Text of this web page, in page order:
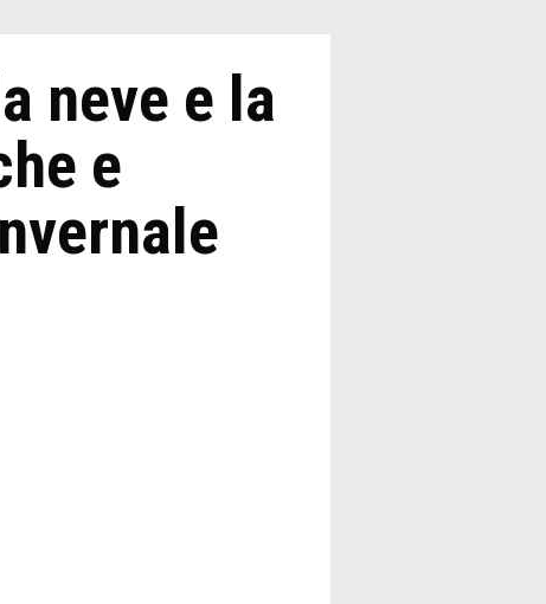
neve e la
e